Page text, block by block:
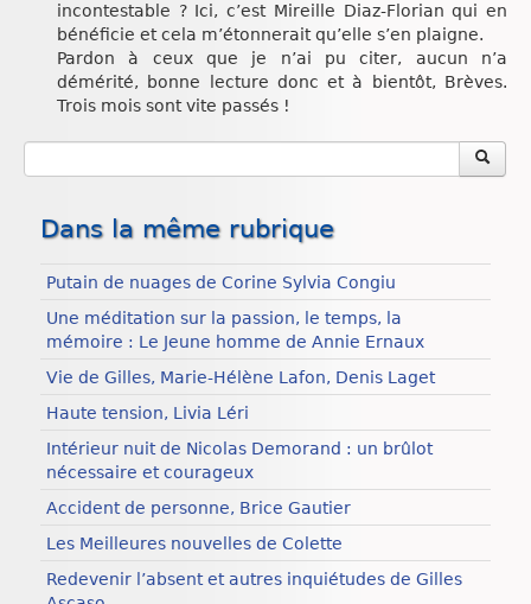
incontestable ? Ici, c’est Mireille Diaz-Florian qui en
bénéficie et cela m’étonnerait qu’elle s’en plaigne.
Pardon à ceux que je n’ai pu citer, aucun n’a
démérité, bonne lecture donc et à bientôt, Brèves.
Trois mois sont vite passés !
Dans la même rubrique
Putain de nuages de Corine Sylvia Congiu
Une méditation sur la passion, le temps, la
mémoire : Le Jeune homme de Annie Ernaux
Vie de Gilles, Marie-Hélène Lafon, Denis Laget
Haute tension, Livia Léri
Intérieur nuit de Nicolas Demorand : un brûlot
nécessaire et courageux
Accident de personne, Brice Gautier
Les Meilleures nouvelles de Colette
Redevenir l’absent et autres inquiétudes de Gilles